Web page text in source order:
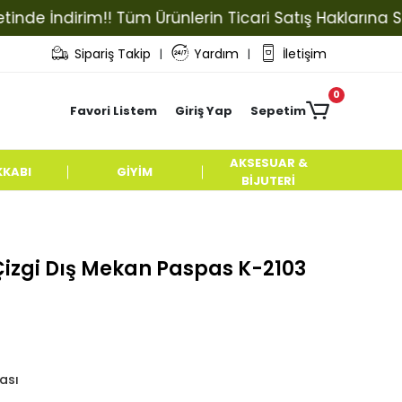
İndirim!! Tüm Ürünlerin Ticari Satış Haklarına
Sipariş Takip | Yardım | İletişim
Favori Listem Giriş Yap Sepetim
0
GİYİM
AKSESUAR &
BİJUTERİ
Dış Mekan Paspas K-2103